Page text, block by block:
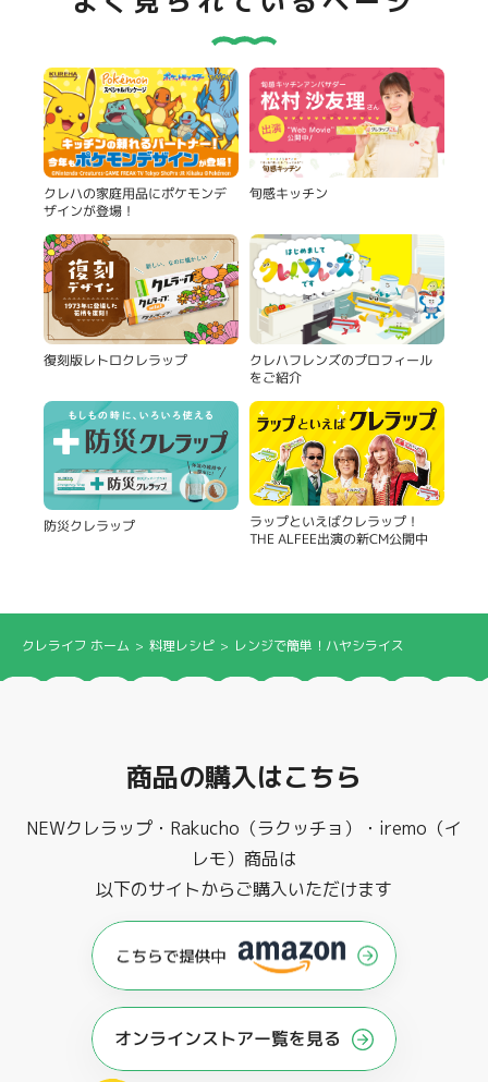
クレハの家庭用品にポケモンデ
ザインが登場！
旬感キッチン
復刻版レトロクレラップ クレハフレンズのプロフィール
をご紹介
防災クレラップ ラップといえばクレラップ！
THE ALFEE出演の新CM公開中
クレライフ ホーム 料理レシピ レンジで簡単！ハヤシライス
商品の購入はこちら
NEWクレラップ・Rakucho（ラクッチョ）・iremo（イ
レモ）商品は
以下のサイトからご購入いただけます
オンラインストアー覧を見る